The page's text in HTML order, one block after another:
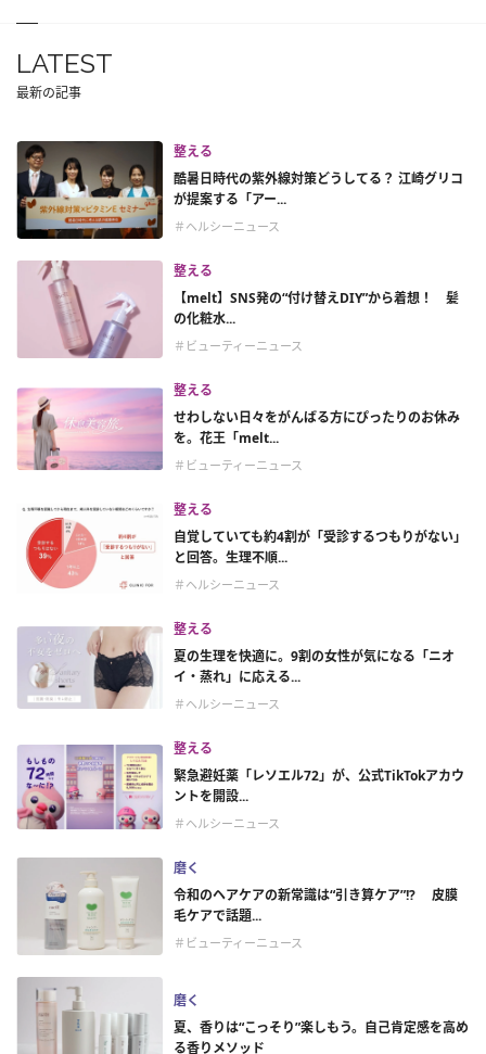
LATEST
最新の記事
整える
酷暑日時代の紫外線対策どうしてる？ 江崎グリコ
が提案する「アー...
＃ヘルシーニュース
整える
【melt】SNS発の“付け替えDIY”から着想！ 髪
の化粧水...
＃ビューティーニュース
整える
せわしない日々をがんばる方にぴったりのお休み
を。花王「melt...
＃ビューティーニュース
整える
自覚していても約4割が「受診するつもりがない」
と回答。生理不順...
＃ヘルシーニュース
整える
夏の生理を快適に。9割の女性が気になる「ニオ
イ・蒸れ」に応える...
＃ヘルシーニュース
整える
緊急避妊薬「レソエル72」が、公式TikTokアカウ
ントを開設...
＃ヘルシーニュース
磨く
令和のヘアケアの新常識は“引き算ケア”!? 皮膜
毛ケアで話題...
＃ビューティーニュース
磨く
夏、香りは“こっそり”楽しもう。自己肯定感を高め
る香りメソッド